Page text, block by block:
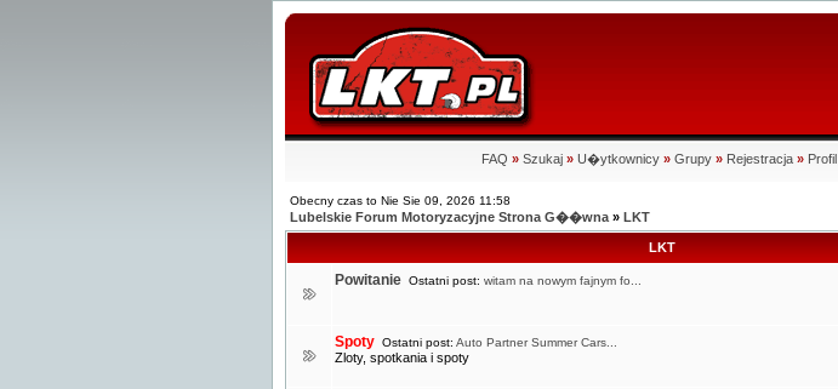
FAQ » Szukaj » U�ytkownicy » Grupy » Rejestracja » Profil
Obecny czas to Nie Sie 09, 2026 11:58
Lubelskie Forum Motoryzacyjne Strona G��wna » LKT
LKT
Powitanie Ostatni post: witam na nowym fajnym fo...
Spoty Ostatni post: Auto Partner Summer Cars...
Zloty, spotkania i spoty